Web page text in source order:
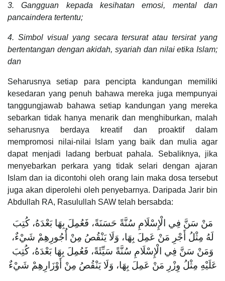
3. Gangguan kepada kesihatan emosi, mental dan
pancaindera tertentu;
4. Simbol visual yang secara tersurat atau tersirat yang
bertentangan dengan akidah, syariah dan nilai etika Islam;
dan
Seharusnya setiap para pencipta kandungan memiliki
kesedaran yang penuh bahawa mereka juga mempunyai
tanggungjawab bahawa setiap kandungan yang mereka
sebarkan tidak hanya menarik dan menghiburkan, malah
seharusnya berdaya kreatif dan proaktif dalam
mempromosi nilai-nilai Islam yang baik dan mulia agar
dapat menjadi ladang berbuat pahala. Sebaliknya, jika
menyebarkan perkara yang tidak selari dengan ajaran
Islam dan ia dicontohi oleh orang lain maka dosa tersebut
juga akan diperolehi oleh penyebarnya. Daripada Jarir bin
Abdullah RA, Rasulullah SAW telah bersabda:
مَنْ سَنَّ فِي الْإِسْلَامِ سُنَّةً حَسَنَةً، فَعُمِلَ بِهَا بَعْدَهُ، كُتِبَ
لَهُ مِثْلُ أَجْرِ مَنْ عَمِلَ بِهَا، وَلَا يَنْقُصُ مِنْ أُجُورِهِمْ شَيْءٌ،
وَمَنْ سَنَّ فِي الْإِسْلَامِ سُنَّةً سَيِّئَةً، فَعُمِلَ بِهَا بَعْدَهُ، كُتِبَ
عَلَيْهِ مِثْلُ وِزْرِ مَنْ عَمِلَ بِهَا، وَلَا يَنْقُصُ مِنْ أَوْزَارِهِمْ شَيْءٌ